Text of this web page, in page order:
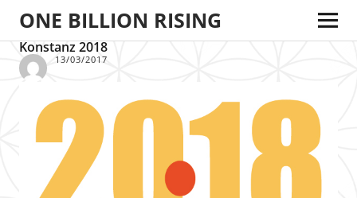
ONE BILLION RISING
Konstanz 2018
13/03/2017